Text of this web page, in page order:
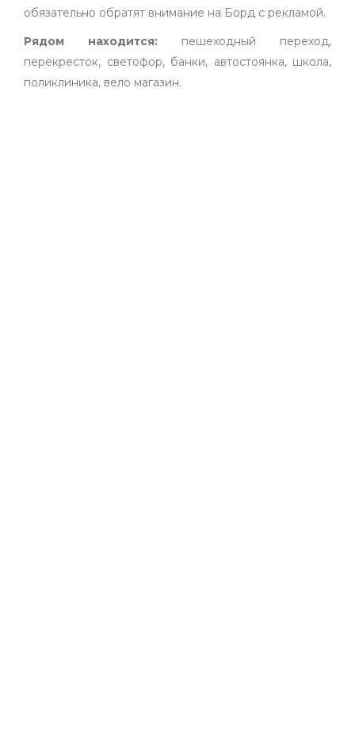
обязательно обратят внимание на Борд с рекламой.
Рядом находится: пешеходный переход,
перекресток, светофор, банки, автостоянка, школа,
поликлиника, вело магазин.